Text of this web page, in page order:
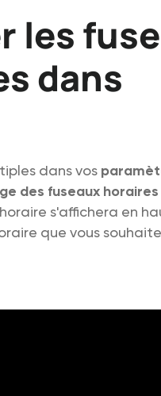
les
dans
dans vos
des fuseaux
s'affichera en
que vous